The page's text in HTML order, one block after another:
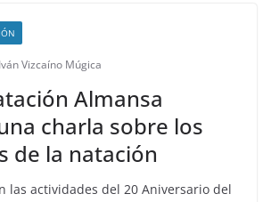
Iván Vizcaíno Múgica
Almansa
charla sobre los
de la natación
las actividades del 20 Aniversario del